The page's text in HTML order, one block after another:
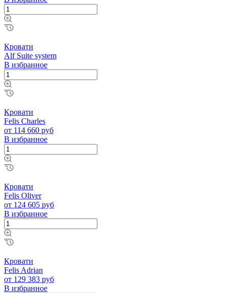
Кровати
Alf Suite system
В избранное
Кровати
Felis Charles
от 114 660 руб
В избранное
Кровати
Felis Oliver
от 124 605 руб
В избранное
Кровати
Felis Adrian
от 129 383 руб
В избранное